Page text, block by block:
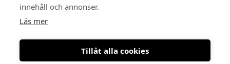
innehåll och annonser.
Läs mer
Tillåt alla cookies
Se mer skor: skopunkten.se